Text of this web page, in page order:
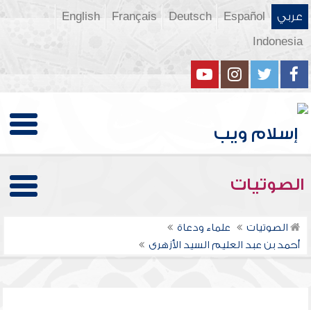
عربي Español
Deutsch
Français
English
Indonesia
الصوتيات
الصوتيات
علماء ودعاة
أحمد بن عبد العليم السيد الأزهرى